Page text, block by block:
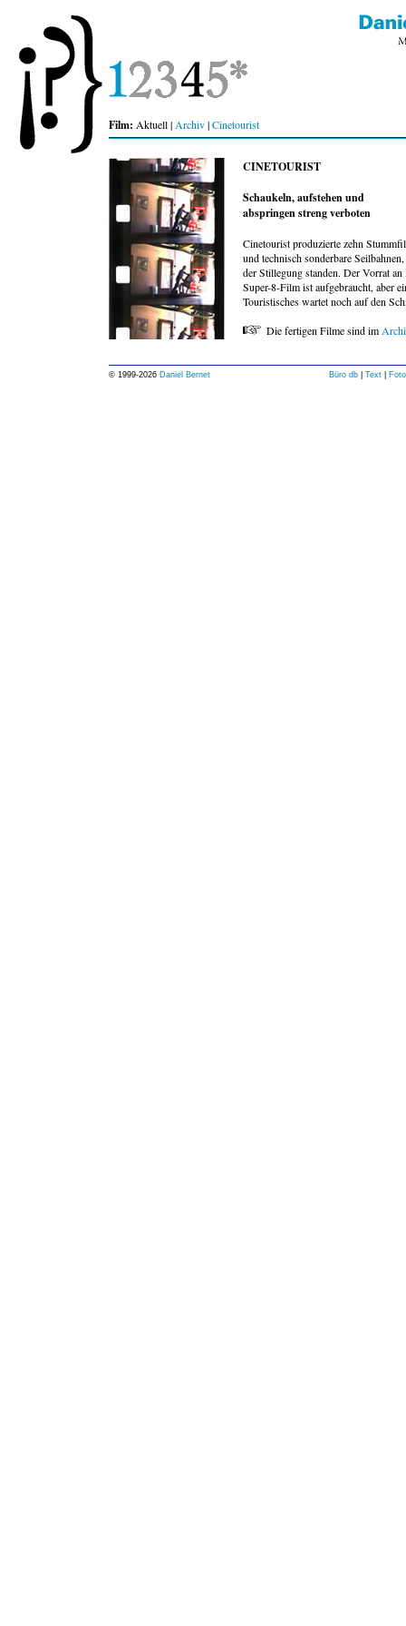
Film: Aktuell | Archiv|Cinetourist
CINETOURIST
Schaukeln, aufstehen und
abspringen streng verboten
Cinetourist produzierte zehn
und technisch sonderbare
der Stillegung standen. Der Vorrat
Super-8-Film ist aufgebraucht, aber
Touristisches wartet noch auf den
Die fertigen Filme sind im
© 1999-2026 Daniel Bernet Büro db Text Foto